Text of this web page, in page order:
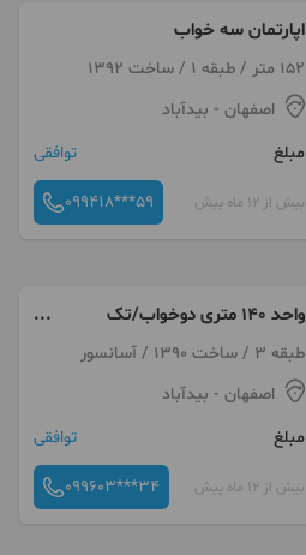
اپارتمان سه خواب
152 متر / طبقه 1 / ساخت 1392
اصفهان - بیدآباد
مبلغ
توافقی
بیش از 12 ماه پیش 099418***59
واحد ۱۴۰ متری دوخواب/تک
واحدی/میرداماد
طبقه 3 / ساخت 1390 / آسانسور
اصفهان - بیدآباد
مبلغ
توافقی
بیش از 12 ماه پیش 099603***34